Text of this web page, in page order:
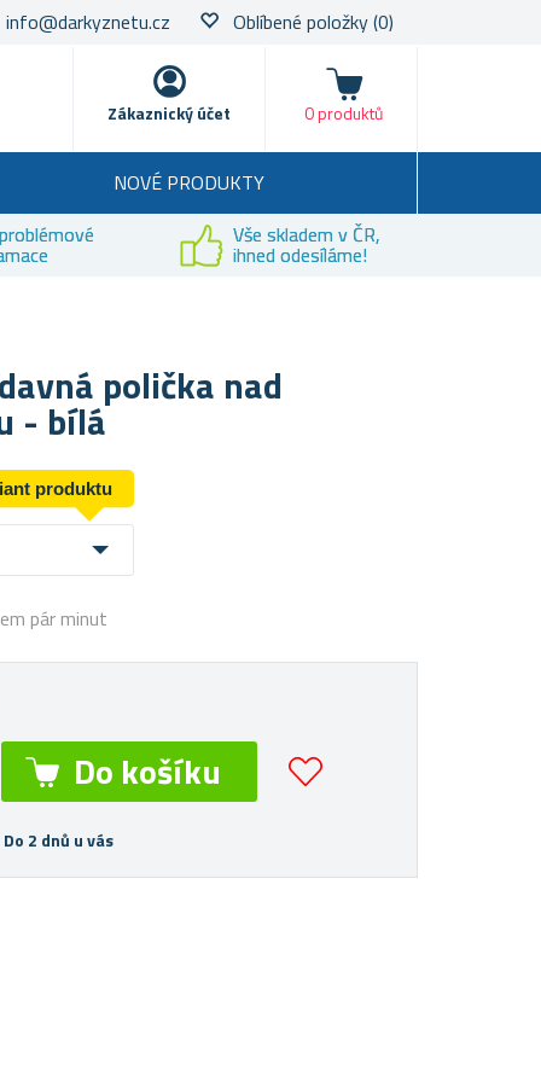
info@darkyznetu.cz Oblíbené položky(0)
Zákaznický účet
Nákupní košík
0 produktů
NOVÉ PRODUKTY
Vše skladem v ČR,
ihned odesíláme!
polička nad
- bílá
produktu
pár minut
2 dnů u vás